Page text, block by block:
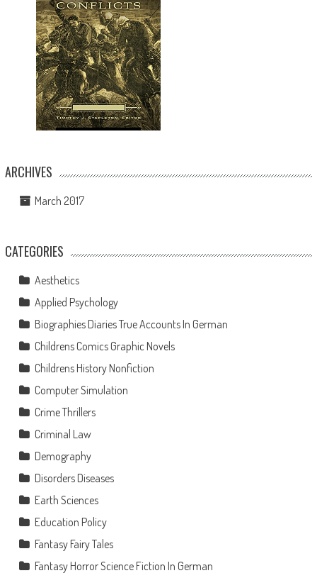
ARCHIVES
March 2017
CATEGORIES
Aesthetics
Applied Psychology
Biographies Diaries True Accounts In German
Childrens Comics Graphic Novels
Childrens History Nonfiction
Computer Simulation
Crime Thrillers
Criminal Law
Demography
Disorders Diseases
Earth Sciences
Education Policy
Fantasy Fairy Tales
Fantasy Horror Science Fiction In German